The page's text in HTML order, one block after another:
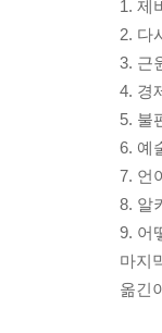
1. 제
2. 다
3. 근
4. 경
5. 불
6. 예
7. 언
8. 알
9. 어
마지
옮긴